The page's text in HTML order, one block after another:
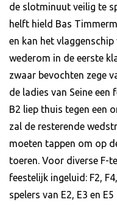
de slotminuut veilig te
helft hield Bas
en kan het
wederom in de eerste
zwaar bevochten zege
de ladies van Seine
B2 liep thuis tegen een
zal de resterende
moeten tappen om op
toeren. Voor diverse F-
feestelijk ingeluid: F2,
spelers van E2, E3 en